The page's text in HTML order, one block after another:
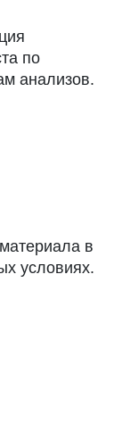
по
анализов.
в
условиях.